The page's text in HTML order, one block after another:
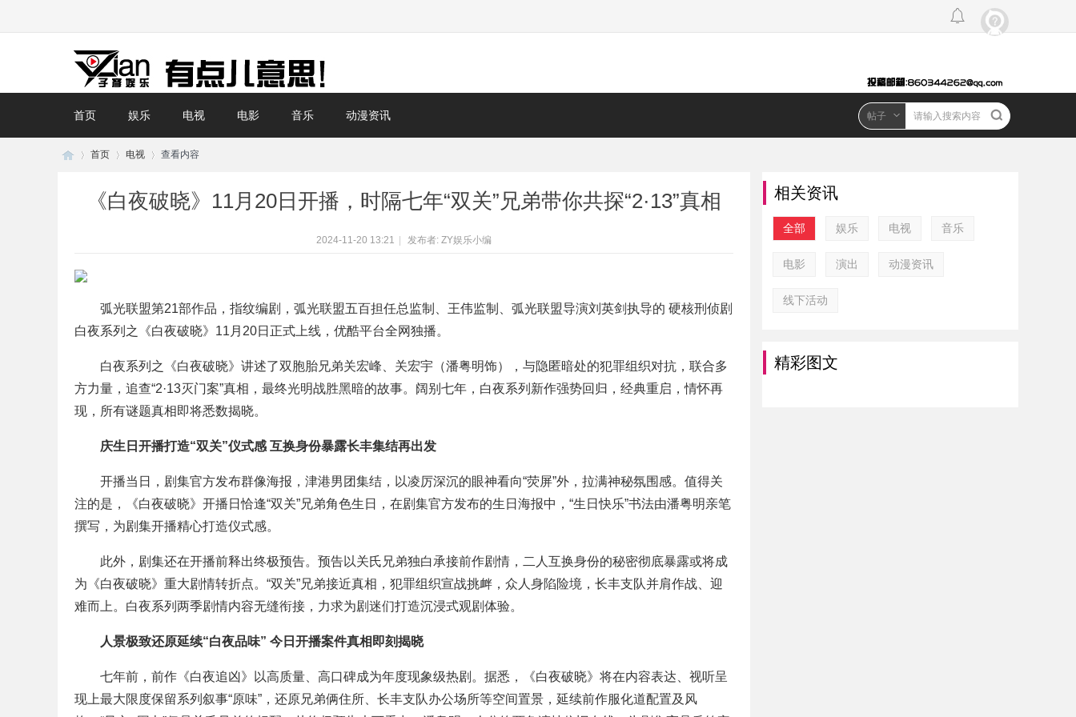
首页 娱乐 电视 电影 音乐 动漫资讯 帖子
首页 电视 查看内容
《白夜破晓》11月20日开播，时隔七年“双关”兄弟带你共探“2·13”真相
2024-11-20 13:21 发布者: ZY娱乐小编
弧光联盟第21部作品，指纹编剧，弧光联盟五百担任总监制、王伟监制、弧光联盟导演刘英剑执导的 硬核刑侦剧
白夜系列之《白夜破晓》11月20日正式上线，优酷平台全网独播。
白夜系列之《白夜破晓》讲述了双胞胎兄弟关宏峰、关宏宇（潘粤明饰），与隐匿暗处的犯罪组织对抗，联合多
方力量，追查“2·13灭门案”真相，最终光明战胜黑暗的故事。阔别七年，白夜系列新作强势回归，经典重启，情怀再
现，所有谜题真相即将悉数揭晓。
庆生日开播打造“双关”仪式感 互换身份暴露长丰集结再出发
开播当日，剧集官方发布群像海报，津港男团集结，以凌厉深沉的眼神看向“荧屏”外，拉满神秘氛围感。值得关
注的是，《白夜破晓》开播日恰逢“双关”兄弟角色生日，在剧集官方发布的生日海报中，“生日快乐”书法由潘粤明亲笔
撰写，为剧集开播精心打造仪式感。
此外，剧集还在开播前释出终极预告。预告以关氏兄弟独白承接前作剧情，二人互换身份的秘密彻底暴露或将成
为《白夜破晓》重大剧情转折点。“双关”兄弟接近真相，犯罪组织宣战挑衅，众人身陷险境，长丰支队并肩作战、迎
难而上。白夜系列两季剧情内容无缝衔接，力求为剧迷们打造沉浸式观剧体验。
人景极致还原延续“白夜品味” 今日开播案件真相即刻揭晓
七年前，前作《白夜追凶》以高质量、高口碑成为年度现象级热剧。据悉，《白夜破晓》将在内容表达、视听呈
现上最大限度保留系列叙事“原味”，还原兄弟俩住所、长丰支队办公场所等空间置景，延续前作服化道配置及风
相关资讯
全部 娱乐 电视 音乐
电影 演出 动漫资讯
线下活动
精彩图文